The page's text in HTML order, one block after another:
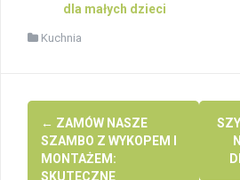
dla małych dzieci
Kuchnia
Post
navigation
← ZAMÓW NASZE
SZAMBO Z WYKOPEM I
MONTAŻEM:
SKUTECZNE